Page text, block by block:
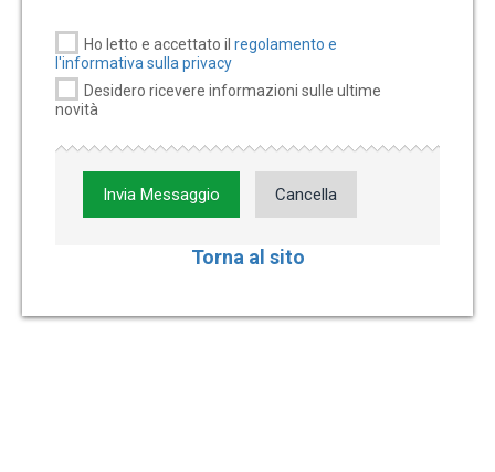
Ho letto e accettato il regolamento e
l'informativa sulla privacy
Desidero ricevere informazioni sulle ultime
novità
Invia Messaggio Cancella
Torna al sito